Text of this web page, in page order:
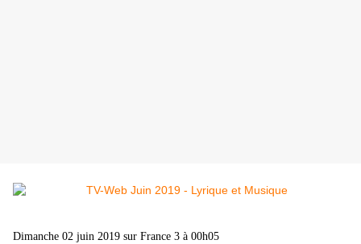
Dimanche 02 juin 2019 sur France 3 à 00h05